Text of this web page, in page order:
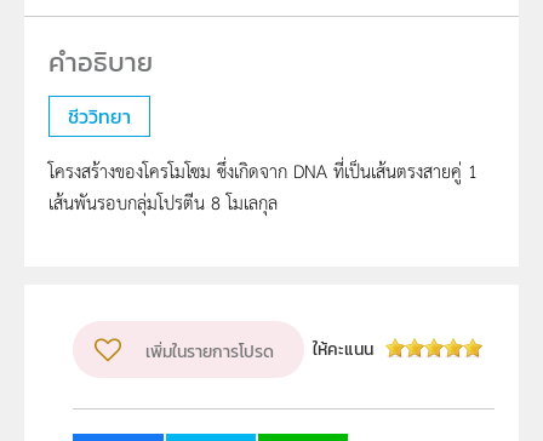
ชีววิทยา
โครงสร้างของโครโมโซม ซึ่งเกิดจาก DNA ที่เป็นเส้นตรงสายคู่ 1
เส้นพันรอบกลุ่มโปรตีน 8 โมเลกุล
เพิ่มในรายการโปรด ให้คะแนน